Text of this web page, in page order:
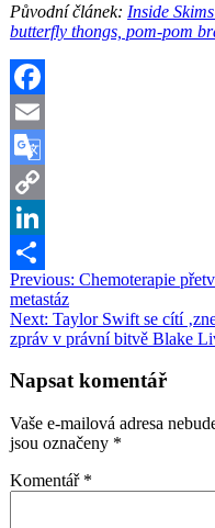
Původní článek: Inside
butterfly thongs, pom-pom
Facebook
Email
Google
Translate
Copy
Link
LinkedIn
Share
Navigace
pro
příspěvek
Previous: Chemoterapie
metastáz
Next: Taylor Swift se cítí
zpráv v právní bitvě Blake
Napsat komentář
Vaše e-mailová adresa
jsou označeny *
Komentář *